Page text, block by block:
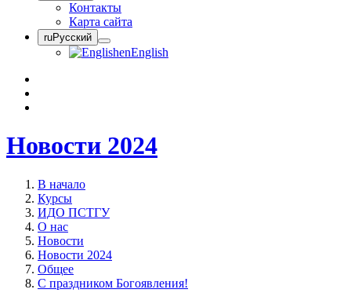
Контакты
Карта сайта
ruРусский
enEnglish
Новости 2024
В начало
Курсы
ИДО ПСТГУ
О нас
Новости
Новости 2024
Общее
С праздником Богоявления!